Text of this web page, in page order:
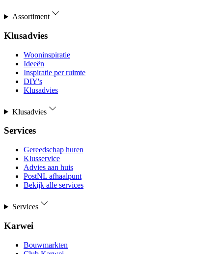
Assortiment
Klusadvies
Wooninspiratie
Ideeën
Inspiratie per ruimte
DIY's
Klusadvies
Klusadvies
Services
Gereedschap huren
Klusservice
Advies aan huis
PostNL afhaalpunt
Bekijk alle services
Services
Karwei
Bouwmarkten